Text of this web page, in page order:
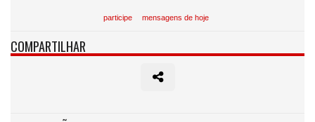
participe mensagens de hoje
COMPARTILHAR